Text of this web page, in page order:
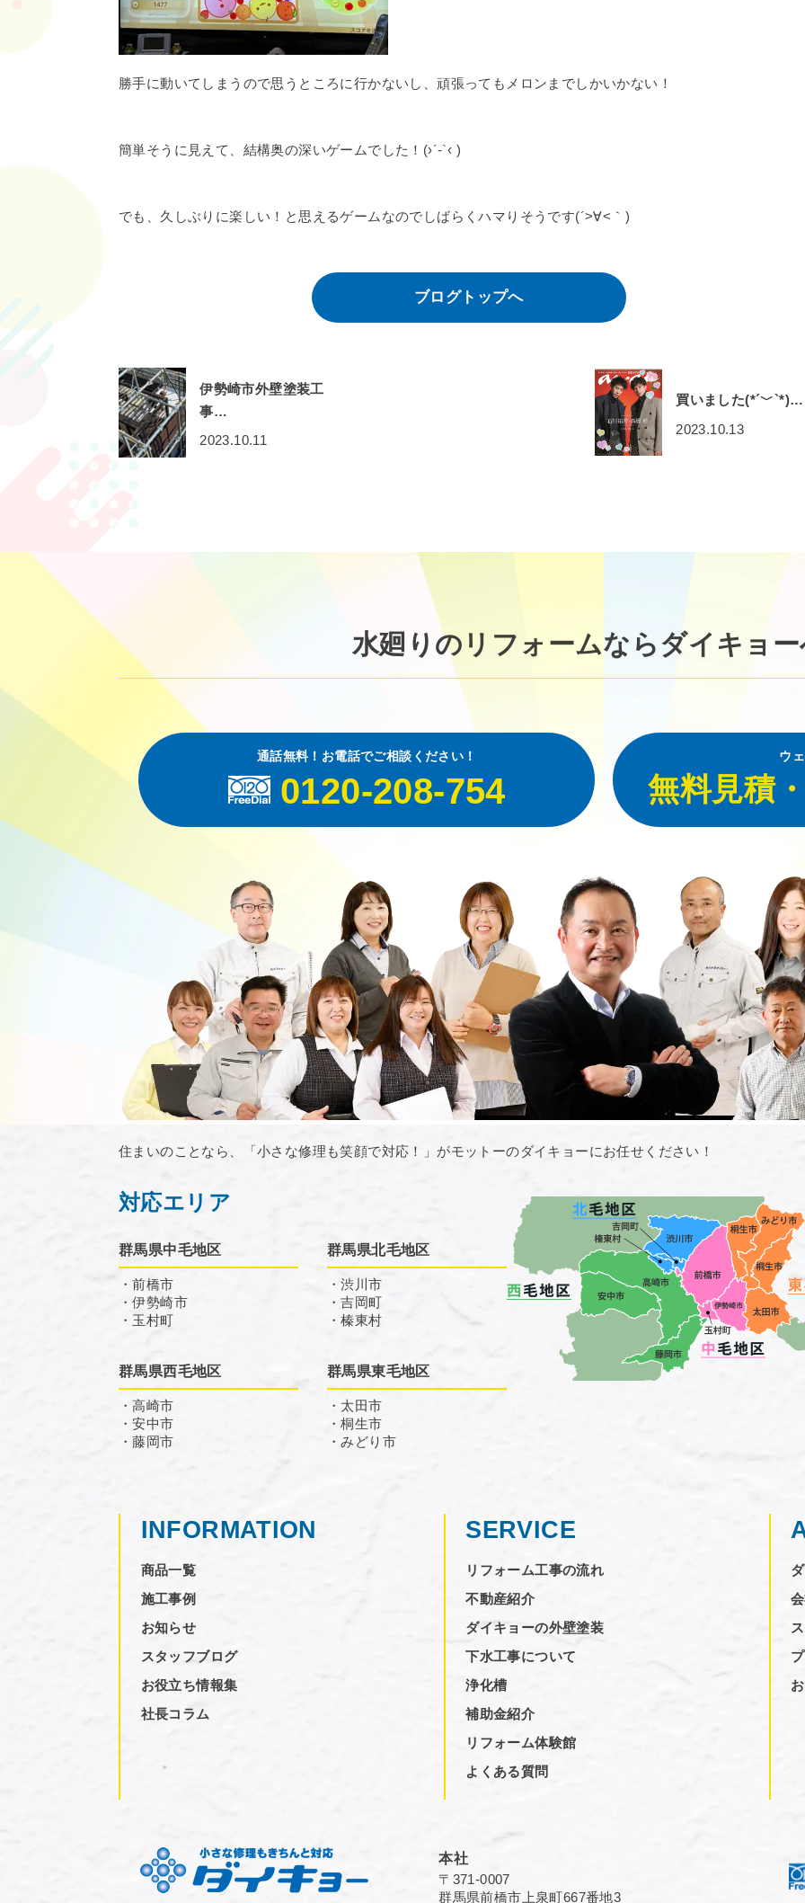
勝手に動いてしまうので思うところに行かないし、頑張ってもメロンまでしかいかない！
簡単そうに見えて、結構奥の深いゲームでした！(›´-`‹ )
でも、久しぶりに楽しい！と思えるゲームなのでしばらくハマりそうです(´>∀<｀)ゝ
ブログトップへ
伊勢崎市外壁塗装工
事…
2023.10.11
買いました(*´﹀`*)…
2023.10.13
水廻りのリフォームならダイキョ
通話無料！お電話でご相談ください！
0120-208-754
ウ
無料見積
住まいのことなら、「小さな修理も笑顔で対応！」がモットーのダイキョーにお任せください！
対応エリア
群馬県中毛地区
・前橋市
・伊勢崎市
・玉村町
群馬県北毛地区
・渋川市
・吉岡町
・榛東村
群馬県西毛地区
・高崎市
・安中市
・藤岡市
群馬県東毛地区
・太田市
・桐生市
・みどり市
INFORMATION
商品一覧
施工事例
お知らせ
スタッフブログ
お役立ち情報集
社長コラム
SERVICE
リフォーム工事の流れ
不動産紹介
ダイキョーの外壁塗装
下水工事について
浄化槽
補助金紹介
リフォーム体験館
よくある質問
本社
〒371-0007
群馬県前橋市上泉町667番地3